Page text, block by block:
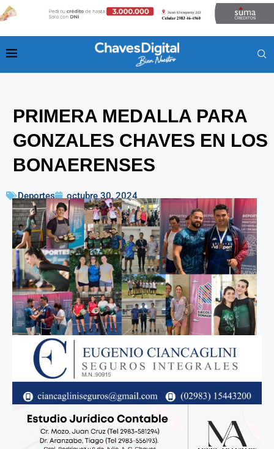
PRIMERA MEDALLA PARA
GONZALES CHAVES EN LOS
BONAERENSES
Deportes octubre 30, 2024